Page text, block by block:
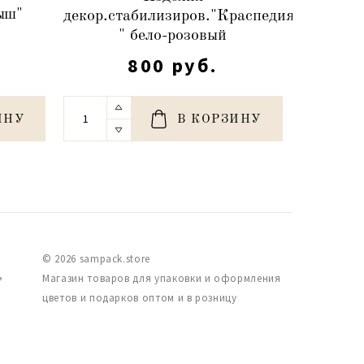
декор.стабилизиров."Краспедия
" бело-розовый
800 руб.
В КОРЗИНУ
© 2026 sampack.store
Магазин товаров для упаковки и оформления
цветов и подарков оптом и в розницу